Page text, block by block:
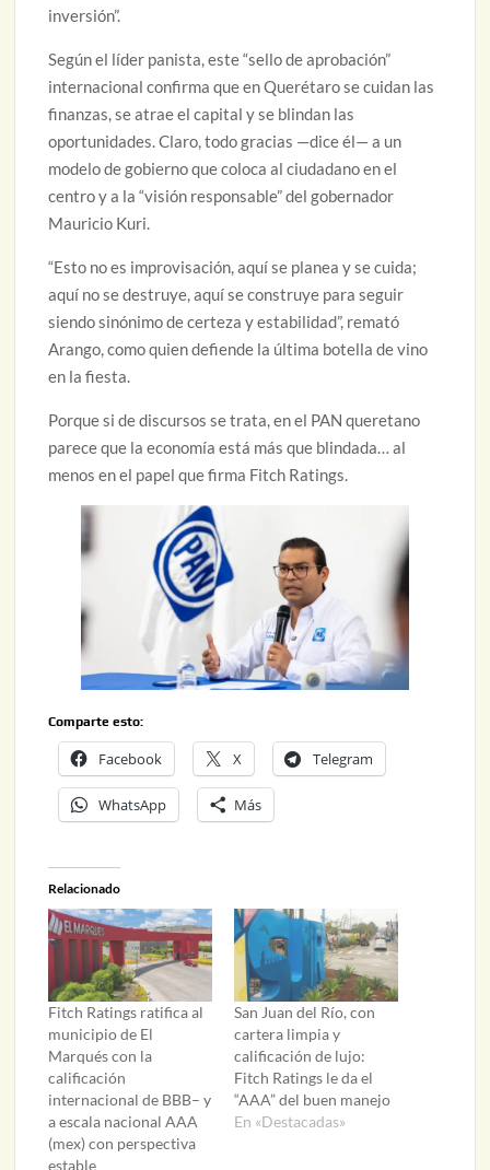
inversión”.
Según el líder panista, este “sello de aprobación”
internacional confirma que en Querétaro se cuidan las
finanzas, se atrae el capital y se blindan las
oportunidades. Claro, todo gracias —dice él— a un
modelo de gobierno que coloca al ciudadano en el
centro y a la “visión responsable” del gobernador
Mauricio Kuri.
“Esto no es improvisación, aquí se planea y se cuida;
aquí no se destruye, aquí se construye para seguir
siendo sinónimo de certeza y estabilidad”, remató
Arango, como quien defiende la última botella de vino
en la fiesta.
Porque si de discursos se trata, en el PAN queretano
parece que la economía está más que blindada… al
menos en el papel que firma Fitch Ratings.
Comparte esto:
Facebook X Telegram
WhatsApp Más
Relacionado
Fitch Ratings ratifica al
municipio de El
Marqués con la
calificación
internacional de BBB– y
a escala nacional AAA
(mex) con perspectiva
estable
San Juan del Río, con
cartera limpia y
calificación de lujo:
Fitch Ratings le da el
“AAA” del buen manejo
En «Destacadas»